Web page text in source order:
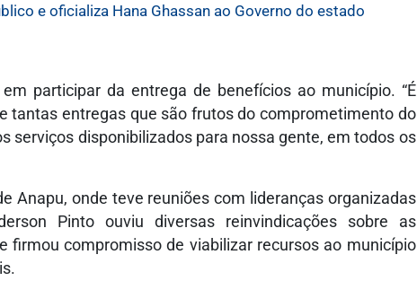
e oficializa Hana Ghassan ao Governo do estado
participar da entrega de benefícios ao município. “É
tantas entregas que são frutos do comprometimento do
serviços disponibilizados para nossa gente, em todos os
Anapu, onde teve reuniões com lideranças organizadas
Pinto ouviu diversas reinvindicações sobre as
firmou compromisso de viabilizar recursos ao município